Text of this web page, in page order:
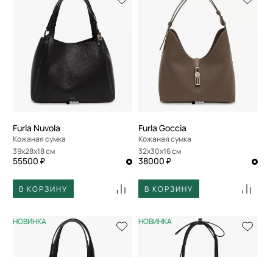
Furla Nuvola
Кожаная сумка
39x28x18 см
55500 ₽
В КОРЗИНУ
Furla Goccia
Кожаная сумка
32x30x16 см
38000 ₽
В КОРЗИНУ
НОВИНКА НОВИНКА